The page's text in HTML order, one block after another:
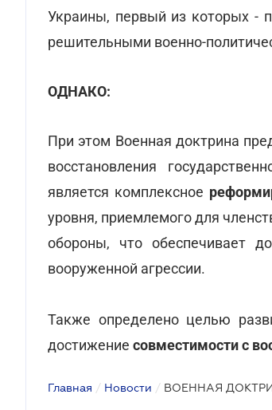
Украины, первый из которых -
решительными военно-
ОДНАКО:
При этом Военная доктрина
восстановления
является комплексное
уровня, приемлемого для
обороны, что обеспечивает
вооруженной агрессии.
Также определено целью
достижение совместимости с
Главная / Новости / ВОЕННАЯ